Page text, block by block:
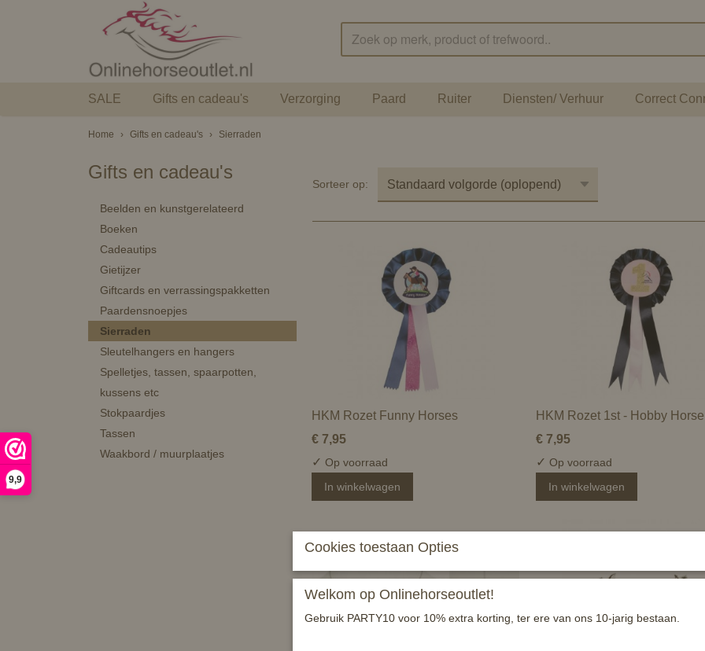
9,9
SALE Gifts en cadeau's Verzorging Paard Ruiter Diensten/ Verhuur Correct
Home › Gifts en cadeau's › Sierraden
Gifts en cadeau's
Beelden en kunstgerelateerd
Boeken
Cadeautips
Gietijzer
Giftcards en verrassingspakketten
Paardensnoepjes
Sierraden
Sleutelhangers en hangers
Spelletjes, tassen, spaarpotten,
kussens etc
Stokpaardjes
Tassen
Waakbord / muurplaatjes
Sorteer op:
HKM Rozet Funny Horses
€ 7,95
✓ Op voorraad
In winkelwagen
HKM Rozet 1st - Hobby Horse
€ 7,95
✓ Op voorraad
In winkelwagen
Cookies toestaan Opties
Welkom op Onlinehorseoutlet!
Gebruik PARTY10 voor 10% extra korting, ter ere van ons 10-jarig bestaan.